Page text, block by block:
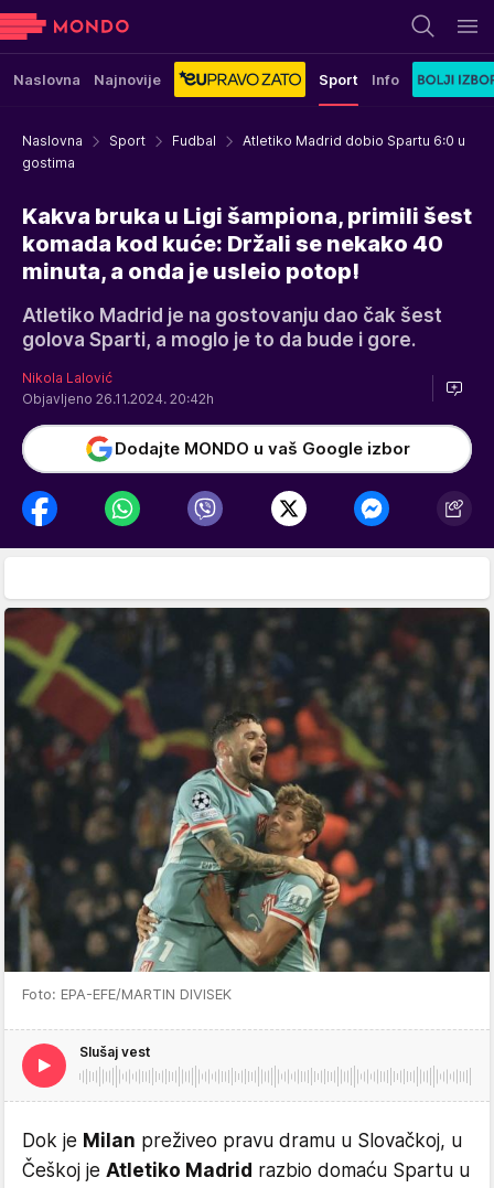
Naslovna Najnovije Sport Info
Naslovna Sport Fudbal
Atletiko Madrid dobio Spartu 6:0 u
gostima
Kakva bruka u Ligi šampiona, primili šest
komada kod kuće: Držali se nekako 40
minuta, a onda je usleio potop!
Atletiko Madrid je na gostovanju dao čak šest
golova Sparti, a moglo je to da bude i gore.
Nikola Lalović
Objavljeno 26.11.2024. 20:42h
Dodajte MONDO u vaš Google izbor
Foto: EPA-EFE/MARTIN DIVISEK
Slušaj vest
Dok je Milan preživeo pravu dramu u Slovačkoj, u
Češkoj je Atletiko Madrid razbio domaću Spartu u